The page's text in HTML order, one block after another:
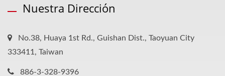
Nuestra Dirección
No.38, Huaya 1st Rd., Guishan Dist., Taoyuan City
333411, Taiwan
886-3-328-9396